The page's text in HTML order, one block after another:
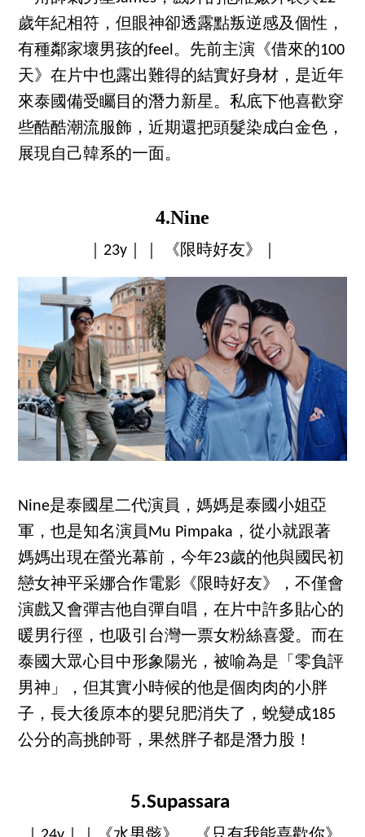
歲年紀相符，但眼神卻透露點叛逆感及個性，
有種鄰家壞男孩的feel。先前主演《借來的100
天》在片中也露出難得的結實好身材，是近年
來泰國備受矚目的潛力新星。私底下他喜歡穿
些酷酷潮流服飾，近期還把頭髮染成白金色，
展現自己韓系的一面。
4.Nine
｜23y｜｜ 《限時好友》｜
Nine是泰國星二代演員，媽媽是泰國小姐亞
軍，也是知名演員Mu Pimpaka，從小就跟著
媽媽出現在螢光幕前，今年23歲的他與國民初
戀女神平采娜合作電影《限時好友》，不僅會
演戲又會彈吉他自彈自唱，在片中許多貼心的
暖男行徑，也吸引台灣一票女粉絲喜愛。而在
泰國大眾心目中形象陽光，被喻為是「零負評
男神」，但其實小時候的他是個肉肉的小胖
子，長大後原本的嬰兒肥消失了，蛻變成185
公分的高挑帥哥，果然胖子都是潛力股！
5.Supassara